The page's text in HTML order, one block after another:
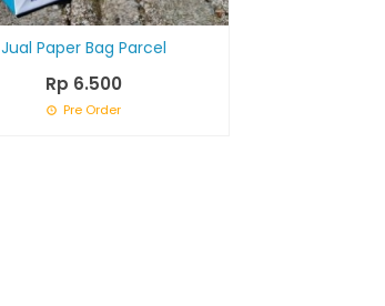
Jual Paper Bag Parcel
Rp 6.500
Pre Order